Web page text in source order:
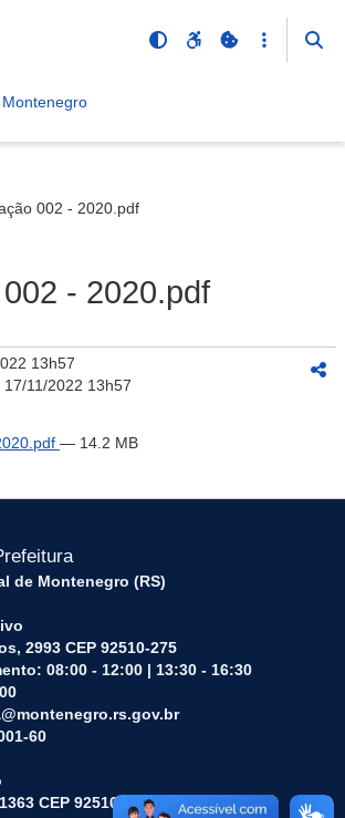
002 - 2020.pdf
- 2020.pdf
13h57
17/11/2022 13h57
— 14.2 MB
de Montenegro (RS)
2993 CEP 92510-275
08:00 - 12:00 | 13:30 - 16:30
60
CEP 92510-045